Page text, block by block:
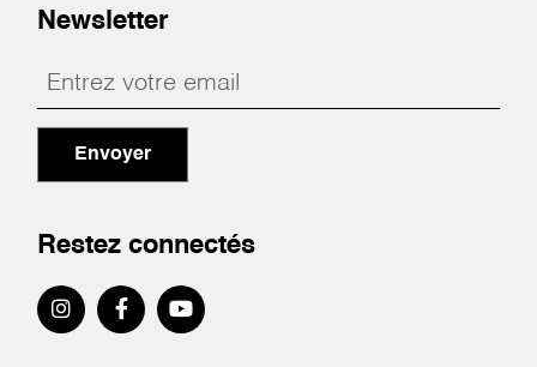
Newsletter
Envoyer
Restez connectés